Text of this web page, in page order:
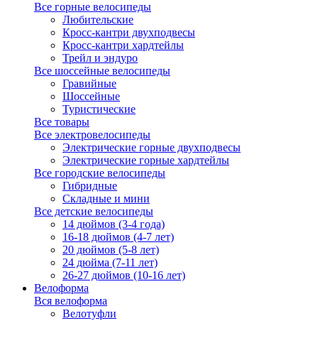
Все горные велосипеды
Любительские
Кросс-кантри двухподвесы
Кросс-кантри хардтейлы
Трейл и эндуро
Все шоссейные велосипеды
Гравийные
Шоссейные
Туристические
Все товары
Все электровелосипеды
Электрические горные двухподвесы
Электрические горные хардтейлы
Все городские велосипеды
Гибридные
Складные и мини
Все детские велосипеды
14 дюймов (3-4 года)
16-18 дюймов (4-7 лет)
20 дюймов (5-8 лет)
24 дюйма (7-11 лет)
26-27 дюймов (10-16 лет)
Велоформа
Вся велоформа
Велотуфли